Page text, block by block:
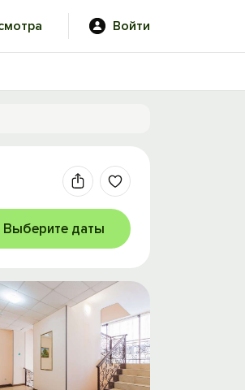
Войти
Выберите даты